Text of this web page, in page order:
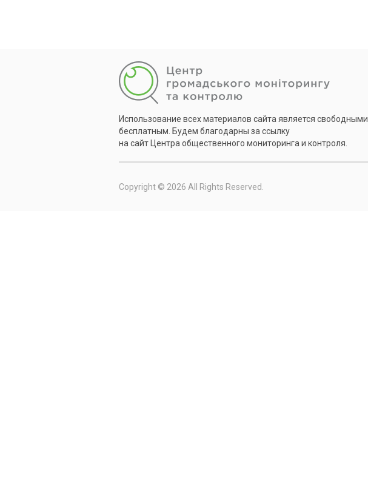
Использование всех материалов сайта является свободными
бесплатным. Будем благодарны за ссылку
на сайт Центра общественного мониторинга и контроля.
Copyright © 2026 All Rights Reserved.